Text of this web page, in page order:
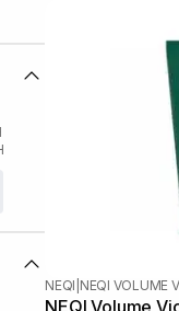
NEQI NEQI VOLUME
NEQI Volume